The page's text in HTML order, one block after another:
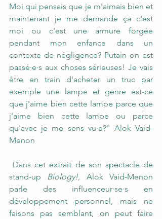
Moi qui pensais que je m'aimais bien et
maintenant je me demande ça c'est
moi ou c'est une armure forgée
pendant mon enfance dans un
contexte de négligence? Putain on est
passé·e·s aux choses sérieuses! Je vais
être en train d'acheter un truc par
exemple une lampe et genre est-ce
que j'aime bien cette lampe parce que
j'aime bien cette lampe ou parce
qu'avec je me sens vu·e?" Alok Vaid-
Menon
stand-up Biology!, Alok Vaid-Menon
parle des influenceur·se·s en
développement personnel, mais ne
faisons pas semblant, on peut faire